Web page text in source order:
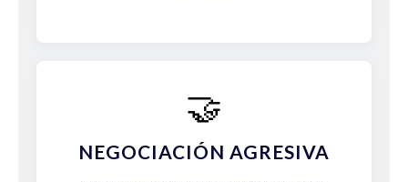
🤝
NEGOCIACIÓN AGRESIVA